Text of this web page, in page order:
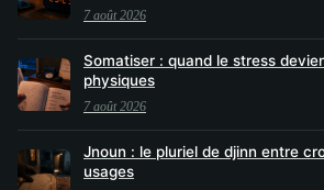
7 août 2026
Somatiser : quand le stress
physiques
7 août 2026
Jnoun : le pluriel de djinn entre
usages